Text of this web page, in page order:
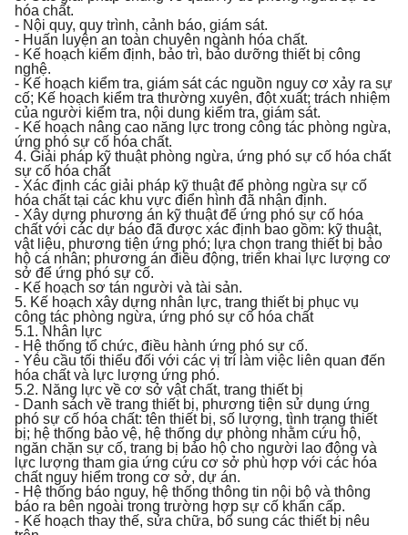
hóa chất.
- Nội quy, quy trình, cảnh báo, giám sát.
- Huấn luyện an toàn chuyên ngành hóa chất.
- Kế hoạch kiểm định, bảo trì, bảo dưỡng thiết bị công
nghệ.
- Kế hoạch kiểm tra, giám sát các nguồn nguy cơ xảy ra sự
cố; Kế hoạch kiểm tra thường xuyên, đột xuất; trách nhiệm
của người kiểm tra, nội dung kiểm tra, giám sát.
- Kế hoạch nâng cao năng lực trong công tác phòng ngừa,
ứng phó sự cố hóa chất.
4. Giải pháp kỹ thuật phòng ngừa, ứng phó sự cố hóa chất
sự cố hóa chất
- Xác định các giải pháp kỹ thuật để phòng ngừa sự cố
hóa chất tại các khu vực điển hình đã nhận định.
- Xây dựng phương án kỹ thuật để ứng phó sự cố hóa
chất với các dự báo đã được xác định bao gồm: kỹ thuật,
vật liệu, phương tiện ứng phó; lựa chọn trang thiết bị bảo
hộ cá nhân; phương án điều động, triển khai lực lượng cơ
sở để ứng phó sự cố.
- Kế hoạch sơ tán người và tài sản.
5. Kế hoạch xây dựng nhân lực, trang thiết bị phục vụ
công tác phòng ngừa, ứng phó sự cố hóa chất
5.1. Nhân lực
- Hệ thống tổ chức, điều hành ứng phó sự cố.
- Yêu cầu tối thiểu đối với các vị trí làm việc liên quan đến
hóa chất và lực lượng ứng phó.
5.2. Năng lực về cơ sở vật chất, trang thiết bị
- Danh sách về trang thiết bị, phương tiện sử dụng ứng
phó sự cố hóa chất: tên thiết bị, số lượng, tình trạng thiết
bị; hệ thống bảo vệ, hệ thống dự phòng nhằm cứu hộ,
ngăn chặn sự cố, trang bị bảo hộ cho người lao động và
lực lượng tham gia ứng cứu cơ sở phù hợp với các hóa
chất nguy hiểm trong cơ sở, dự án.
- Hệ thống báo nguy, hệ thống thông tin nội bộ và thông
báo ra bên ngoài trong trường hợp sự cố khẩn cấp.
- Kế hoạch thay thế, sửa chữa, bổ sung các thiết bị nêu